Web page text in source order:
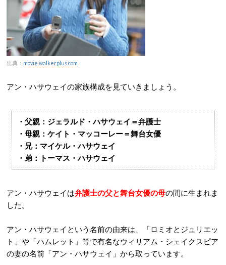
出典： movie.walkerplus.com
アン・ハサウェイの家族構成を見ていきましょう。
・父親：ジェラルド・ハサウェイ＝弁護士
・母親：ケイト・マッコーレー＝舞台女優
・兄：マイケル・ハサウェイ
・弟：トーマス・ハサウェイ
アン・ハサウェイは弁護士の父と舞台女優の母の間に生まれま
した。
アン・ハサウェイという名前の由来は、「ロミオとジュリエッ
ト」や「ハムレット」等で有名なウィリアム・シェイクスピア
の妻の名前「アン・ハサウェイ」から取っています。